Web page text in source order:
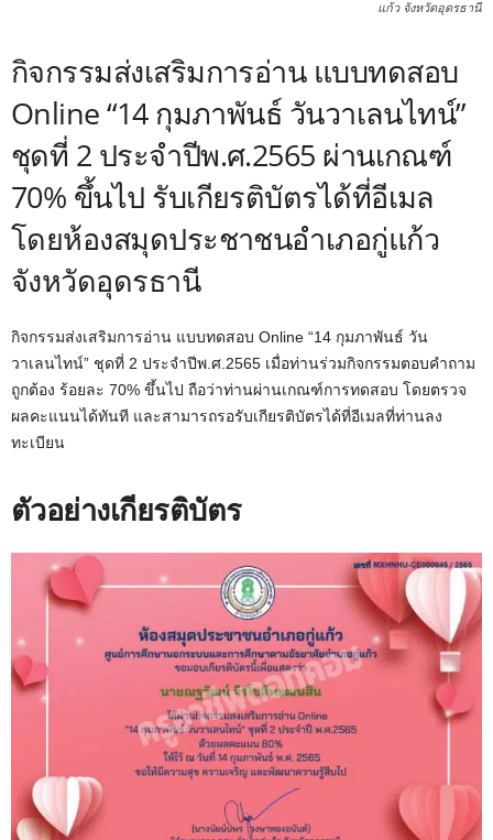
แก้ว จังหวัดอุดรธานี
กิจกรรมส่งเสริมการอ่าน แบบทดสอบ
Online “14 กุมภาพันธ์ วันวาเลนไทน์”
ชุดที่ 2 ประจำปีพ.ศ.2565 ผ่านเกณฑ์
70% ขึ้นไป รับเกียรติบัตรได้ที่อีเมล
โดยห้องสมุดประชาชนอำเภอกู่แก้ว
จังหวัดอุดรธานี
กิจกรรมส่งเสริมการอ่าน แบบทดสอบ Online “14 กุมภาพันธ์ วัน
วาเลนไทน์” ชุดที่ 2 ประจำปีพ.ศ.2565 เมื่อท่านร่วมกิจกรรมตอบคำถาม
ถูกต้อง ร้อยละ 70% ขึ้นไป ถือว่าท่านผ่านเกณฑ์การทดสอบ โดยตรวจ
ผลคะแนนได้ทันที และสามารถรอรับเกียรติบัตรได้ที่อีเมลที่ท่านลง
ทะเบียน
ตัวอย่างเกียรติบัตร